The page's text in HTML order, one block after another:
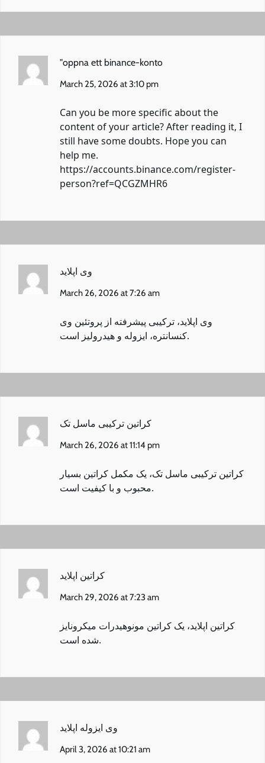
"oppna ett binance-konto
March 25, 2026 at 3:10 pm
Can you be more specific about the
content of your article? After reading it, I
still have some doubts. Hope you can
help me.
https://accounts.binance.com/register-
person?ref=QCGZMHR6
وی اپلاید
March 26, 2026 at 7:26 am
وی اپلاید، ترکیبی پیشرفته از پروتئین وی
کنسانتره، ایزوله و هیدرولیز است.
کراتین ترکیبی ماسل تک
March 26, 2026 at 11:14 pm
کراتین ترکیبی ماسل تک، یک مکمل کراتین بسیار
محبوب و با کیفیت است.
کراتین اپلاید
March 29, 2026 at 7:23 am
کراتین اپلاید، یک کراتین مونوهیدرات میکرونایز
شده است.
وی ایزوله اپلاید
April 3, 2026 at 10:21 am